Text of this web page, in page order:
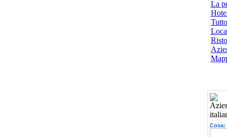
La
Cosa: